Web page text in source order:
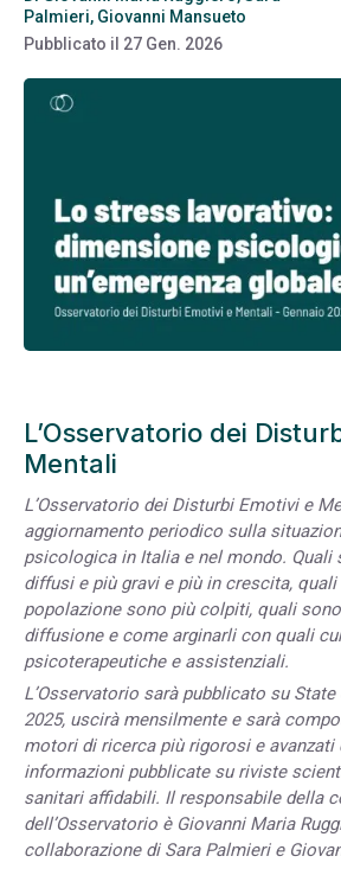
Palmieri, Giovanni Mansueto
Pubblicato il 27 Gen. 2026
L’Osservatorio dei
Mentali
L’Osservatorio dei Disturbi Emotivi e
aggiornamento periodico sulla
psicologica in Italia e nel mondo. Quali
diffusi e più gravi e più in crescita,
popolazione sono più colpiti, quali
diffusione e come arginarli con quali
psicoterapeutiche e assistenziali.
L’Osservatorio sarà pubblicato su
2025, uscirà mensilmente e sarà
motori di ricerca più rigorosi e avanzati
informazioni pubblicate su riviste
sanitari affidabili. Il responsabile della
dell’Osservatorio è Giovanni Maria
collaborazione di Sara Palmieri e